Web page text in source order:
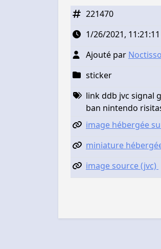
221470
1/26/2021,
Ajouté par
sticker
link ddb jvc signal
ban nintendo
image hébergée
miniature
image source (jvc)